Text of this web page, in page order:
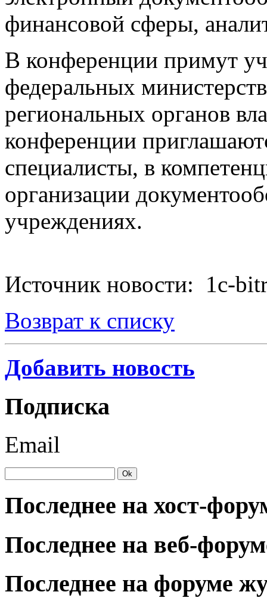
финансовой сферы,
В конференции примут
федеральных
региональных органов
конференции
специалисты, в
организации
учреждениях.
Источник новости: 1c-
Возврат к списку
Добавить новость
Подписка
Email
Последнее на хост-
Последнее на веб-
Последнее на форуме